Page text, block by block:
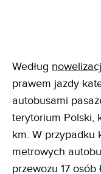
Według
prawem jazdy
autobusami
terytorium Polski,
km. W przypadku
metrowych
przewozu 17